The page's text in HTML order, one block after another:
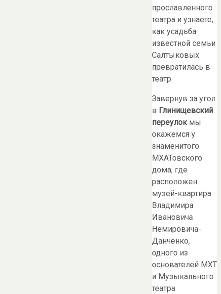
прославленного
театра и узнаете,
как усадьба
известной семьи
Салтыковых
превратилась в
театр
Завернув за угол
в Глинищевский
переулокмы
окажемся у
знаменитого
МХАТовского
дома, где
расположен
музей-квартира
Владимира
Ивановича
Немировича-
Данченко,
одного из
основателей МХТ
и Музыкального
театра